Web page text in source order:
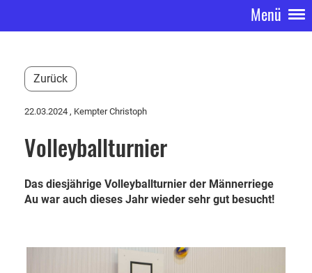
Menü
Zurück
22.03.2024 , Kempter Christoph
Volleyballturnier
Das diesjährige Volleyballturnier der Männerriege
Au war auch dieses Jahr wieder sehr gut besucht!